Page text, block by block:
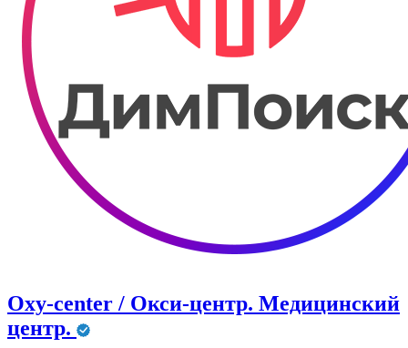
Oxy-center / Окси-центр. Медицинский
центр.